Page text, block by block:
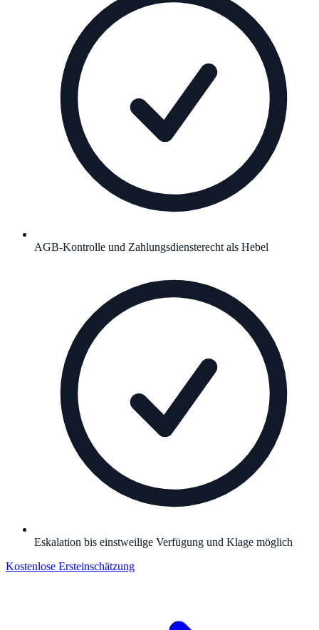
AGB-Kontrolle und Zahlungsdiensterecht als Hebel
Eskalation bis einstweilige Verfügung und Klage möglich
Kostenlose Ersteinschätzung